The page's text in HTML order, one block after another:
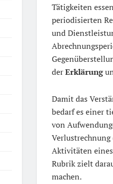
Tätigkeiten
periodisierten
und
derErklärung
Damit das
bedarf es einer
von
Verlustrechnung
Aktivitäten
Rubrik zielt
machen.